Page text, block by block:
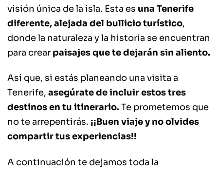
visión única de la isla. Esta es una Tenerife
diferente, alejada del bullicio turístico,
donde la naturaleza y la historia se encuentran
para crear paisajes que te dejarán sin aliento.
Así que, si estás planeando una visita a
Tenerife, asegúrate de incluir estos tres
destinos en tu itinerario. Te prometemos que
no te arrepentirás. ¡¡Buen viaje y no olvides
compartir tus experiencias!!
A continuación te dejamos toda la